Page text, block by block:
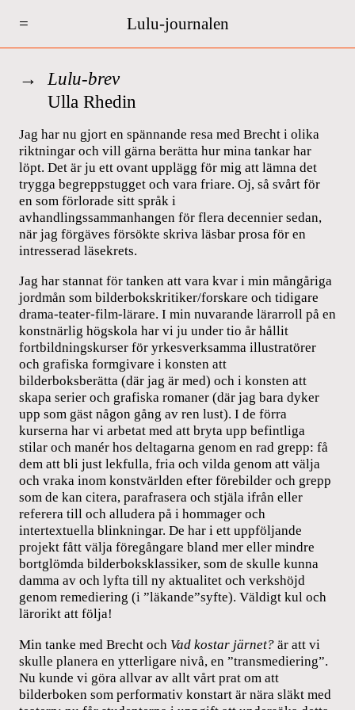
= Lulu-journalen
Lulu-brev
Ulla Rhedin
Jag har nu gjort en spännande resa med Brecht i olika
riktningar och vill gärna berätta hur mina tankar har
löpt. Det är ju ett ovant upplägg för mig att lämna det
trygga begreppstugget och vara friare. Oj, så svårt för
en som förlorade sitt språk i
avhandlingssammanhangen för flera decennier sedan,
när jag förgäves försökte skriva läsbar prosa för en
intresserad läsekrets.
Jag har stannat för tanken att vara kvar i min mångåriga
jordmån som bilderbokskritiker/forskare och tidigare
drama-teater-film-lärare. I min nuvarande lärarroll på en
konstnärlig högskola har vi ju under tio år hållit
fortbildningskurser för yrkesverksamma illustratörer
och grafiska formgivare i konsten att
bilderboksberätta (där jag är med) och i konsten att
skapa serier och grafiska romaner (där jag bara dyker
upp som gäst någon gång av ren lust). I de förra
kurserna har vi arbetat med att bryta upp befintliga
stilar och manér hos deltagarna genom en rad grepp: få
dem att bli just lekfulla, fria och vilda genom att välja
och vraka inom konstvärlden efter förebilder och grepp
som de kan citera, parafrasera och stjäla ifrån eller
referera till och alludera på i hommager och
intertextuella blinkningar. De har i ett uppföljande
projekt fått välja föregångare bland mer eller mindre
bortglömda bilderboksklassiker, som de skulle kunna
damma av och lyfta till ny aktualitet och verkshöjd
genom remediering (i ”läkande”syfte). Väldigt kul och
lärorikt att följa!
Min tanke med Brecht och Vad kostar järnet? är att vi
skulle planera en ytterligare nivå, en ”transmediering”.
Nu kunde vi göra allvar av allt vårt prat om att
bilderboken som performativ konstart är nära släkt med